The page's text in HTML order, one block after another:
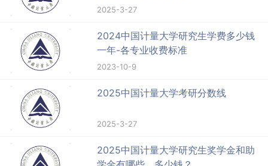
2025-3-27
2024中国计量大学研究生学费多少钱
一年-各专业收费标准
2023-10-9
2025中国计量大学考研分数线
2025-3-27
2025中国计量大学研究生奖学金和助